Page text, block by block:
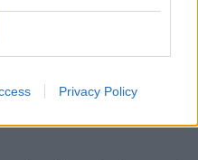
Privacy Policy
2021: